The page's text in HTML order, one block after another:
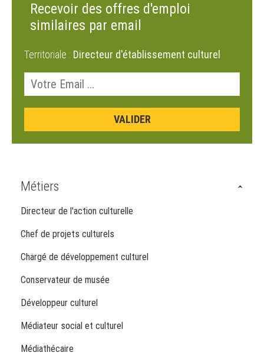
Recevoir des offres d'emploi
similaires par email
Territoriale : Directeur d'établissement culturel
Métiers
Directeur de l'action culturelle
Chef de projets culturels
Chargé de développement culturel
Conservateur de musée
Développeur culturel
Médiateur social et culturel
Médiathécaire